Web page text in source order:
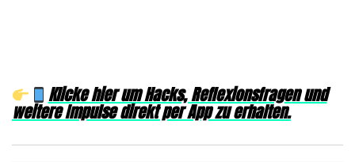
Klicke hier um Hacks, Reflexionsfragen und
weitere Impulse direkt per App zu erhalten.